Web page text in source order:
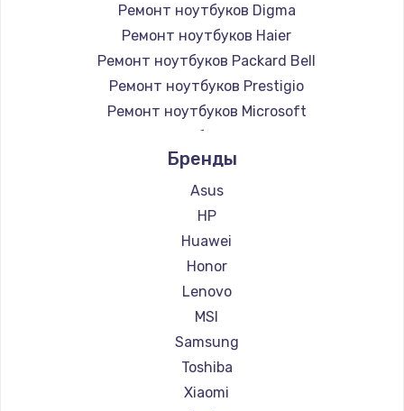
Ремонт ноутбуков Digma
Ремонт ноутбуков Haier
Ремонт ноутбуков Packard Bell
Ремонт ноутбуков Prestigio
Ремонт ноутбуков Microsoft
Ремонт ноутбуков Alienware
Ремонт ноутбуков Aquarius
Ремонт ноутбуков Gigabyte
Ремонт ноутбуков Aorus
Ремонт ноутбуков Maibenben
Ремонт ноутбуков Getac
Ремонт ноутбуков Epson
Ремонт ноутбуков Philips
Ремонт ноутбуков LG
Ремонт ноутбуков Panasonic
Ремонт ноутбуков Irbis
Бренды
Asus
HP
Huawei
Honor
Lenovo
MSI
Samsung
Toshiba
Xiaomi